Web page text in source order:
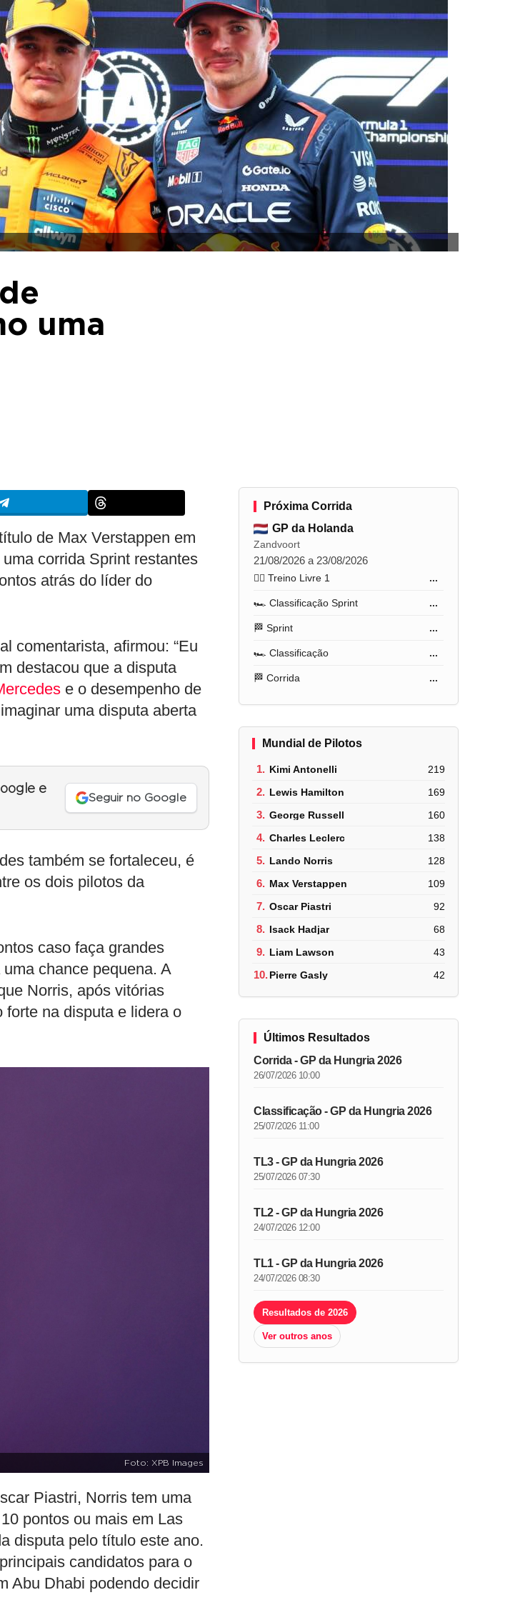
uma
de Max Verstappen em
corrida Sprint restantes
atrás do líder do
comentarista, afirmou: “Eu
destacou que a disputa
e o desempenho de
uma disputa aberta
e
Seguir no Google
também se fortaleceu, é
os dois pilotos da
caso faça grandes
chance pequena. A
Norris, após vitórias
na disputa e lidera o
Foto: XPB Images
Piastri, Norris tem uma
pontos ou mais em Las
disputa pelo título este ano.
candidatos para o
Abu Dhabi podendo decidir
Próxima Corrida
GP da Holanda
Zandvoort
21/08/2026 a 23/08/2026
🏋️‍♂️ Treino Livre 1 ...
🏎️ Classificação Sprint ...
🏁 Sprint ...
🏎️ Classificação ...
🏁 Corrida ...
Mundial de Pilotos
1. Kimi Antonelli 219
2. Lewis Hamilton 169
3. George Russell 160
4. Charles Leclerc 138
5. Lando Norris 128
6. Max Verstappen 109
7. Oscar Piastri 92
8. Isack Hadjar 68
9. Liam Lawson 43
10.Pierre Gasly 42
Últimos Resultados
Corrida - GP da Hungria 2026
26/07/2026 10:00
Classificação - GP da Hungria 2026
25/07/2026 11:00
TL3 - GP da Hungria 2026
25/07/2026 07:30
TL2 - GP da Hungria 2026
24/07/2026 12:00
TL1 - GP da Hungria 2026
24/07/2026 08:30
Resultados de 2026
Ver outros anos